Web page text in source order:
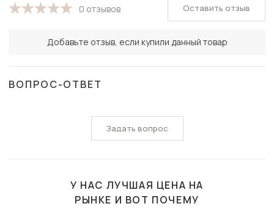
0 отзывов
Добавьте отзыв, если купили данный товар
Оставить отзыв
ВОПРОС-ОТВЕТ
Задать вопрос
У НАС ЛУЧШАЯ ЦЕНА НА
РЫНКЕ И ВОТ ПОЧЕМУ